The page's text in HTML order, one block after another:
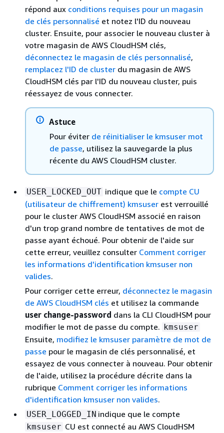
répond aux conditions requises pour un magasin
de clés personnalisé et notez l'ID du nouveau
cluster. Ensuite, pour associer le nouveau cluster à
votre magasin de AWS CloudHSM clés,
déconnectez le magasin de clés personnalisé,
remplacez l'ID de cluster du magasin de AWS
CloudHSM clés par l'ID du nouveau cluster, puis
réessayez de vous connecter.
Astuce
Pour éviter de réinitialiser le kmsuser mot
de passe, utilisez la sauvegarde la plus
récente du AWS CloudHSM cluster.
USER_LOCKED_OUT indique que le compte CU
(utilisateur de chiffrement) kmsuser est verrouillé
pour le cluster AWS CloudHSM associé en raison
d'un trop grand nombre de tentatives de mot de
passe ayant échoué. Pour obtenir de l'aide sur
cette erreur, veuillez consulter Comment corriger
les informations d'identification kmsuser non
valides.
Pour corriger cette erreur, déconnectez le magasin
de AWS CloudHSM clés et utilisez la commande
user change-password dans la CLI CloudHSM pour
modifier le mot de passe du compte. kmsuser
Ensuite, modifiez le kmsuser paramètre de mot de
passe pour le magasin de clés personnalisé, et
essayez de vous connecter à nouveau. Pour obtenir
de l'aide, utilisez la procédure décrite dans la
rubrique Comment corriger les informations
d'identification kmsuser non valides.
USER_LOGGED_IN indique que le compte
kmsuser CU est connecté au AWS CloudHSM